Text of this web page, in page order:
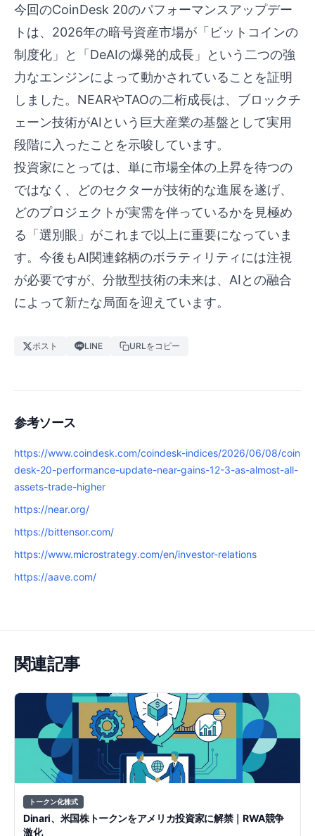
今回のCoinDesk 20のパフォーマンスアップデー
トは、2026年の暗号資産市場が「ビットコインの
制度化」と「DeAIの爆発的成長」という二つの強
力なエンジンによって動かされていることを証明
しました。NEARやTAOの二桁成長は、ブロックチ
ェーン技術がAIという巨大産業の基盤として実用
段階に入ったことを示唆しています。
投資家にとっては、単に市場全体の上昇を待つの
ではなく、どのセクターが技術的な進展を遂げ、
どのプロジェクトが実需を伴っているかを見極め
る「選別眼」がこれまで以上に重要になっていま
す。今後もAI関連銘柄のボラティリティには注視
が必要ですが、分散型技術の未来は、AIとの融合
によって新たな局面を迎えています。
ポスト LINE URLをコピー
参考ソース
https://www.coindesk.com/coindesk-indices/2026/06/08/coin
desk-20-performance-update-near-gains-12-3-as-almost-all-
assets-trade-higher
https://near.org/
https://bittensor.com/
https://www.microstrategy.com/en/investor-relations
https://aave.com/
関連記事
トークン化株式
Dinari、米国株トークンをアメリカ投資家に解禁｜RWA競争
激化